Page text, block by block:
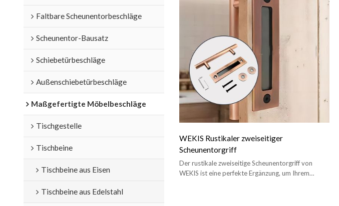
Faltbare Scheunentorbeschläge
Scheunentor-Bausatz
Schiebetürbeschläge
Außenschiebetürbeschläge
Maßgefertigte Möbelbeschläge
Tischgestelle
Tischbeine
Tischbeine aus Eisen
Tischbeine aus Edelstahl
WEKIS Rustikaler zweiseitiger
Scheunentorgriff
Der rustikale zweiseitige Scheunentorgriff von
WEKIS ist eine perfekte Ergänzung, um Ihrem